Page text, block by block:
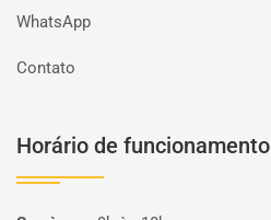
WhatsApp
Contato
Horário de funcionamento